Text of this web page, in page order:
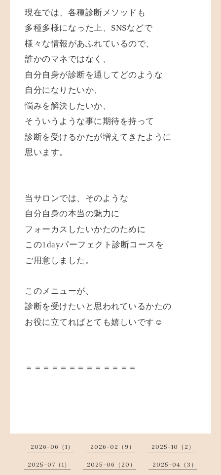
現在では、各種診断メソッドも
多種多様になった上、SNSなどで
様々な情報があふれているので、
誰かのマネではなく、
自分自身が診断を通してどのような
自分になりたいか、
悩みを解決したいか、
そういうような事に期待を持って
診断を受けるかたが増えてきたように
思います。
当サロンでは、そのような
自分自身の本当の魅力に
フォーカスしたいかたのために
この1dayパーフェクト診断コースを
ご用意しました。
このメニューが、
診断を受けたいと思われているかたの
お役に立てればとても嬉しいです☺️
＝＝＝＝＝＝＝＝＝＝＝＝＝
2026-06（1） 2026-02（9） 2025-10（2）
2025-07（1） 2025-06（20） 2025-04（3）